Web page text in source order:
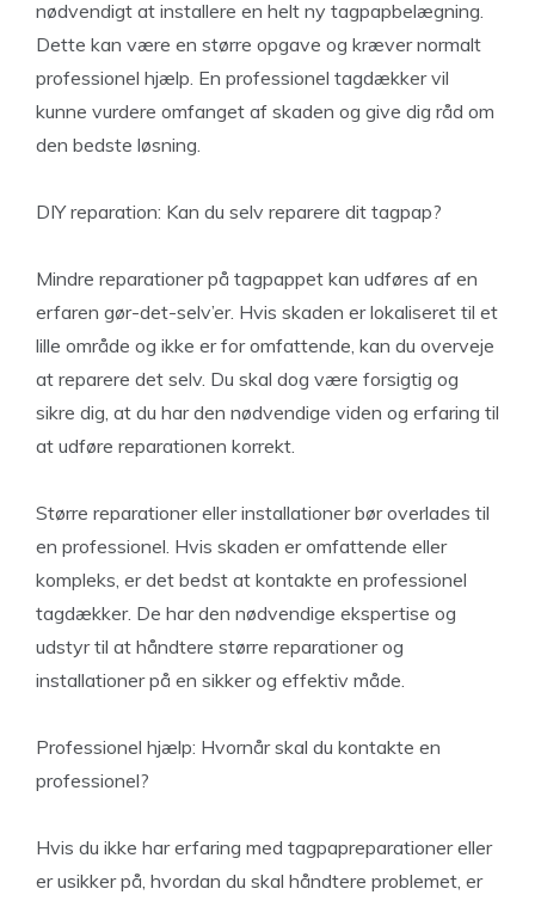
nødvendigt at installere en helt ny tagpapbelægning.
Dette kan være en større opgave og kræver normalt
professionel hjælp. En professionel tagdækker vil
kunne vurdere omfanget af skaden og give dig råd om
den bedste løsning.
DIY reparation: Kan du selv reparere dit tagpap?
Mindre reparationer på tagpappet kan udføres af en
erfaren gør-det-selv’er. Hvis skaden er lokaliseret til et
lille område og ikke er for omfattende, kan du overveje
at reparere det selv. Du skal dog være forsigtig og
sikre dig, at du har den nødvendige viden og erfaring til
at udføre reparationen korrekt.
Større reparationer eller installationer bør overlades til
en professionel. Hvis skaden er omfattende eller
kompleks, er det bedst at kontakte en professionel
tagdækker. De har den nødvendige ekspertise og
udstyr til at håndtere større reparationer og
installationer på en sikker og effektiv måde.
Professionel hjælp: Hvornår skal du kontakte en
professionel?
Hvis du ikke har erfaring med tagpapreparationer eller
er usikker på, hvordan du skal håndtere problemet, er